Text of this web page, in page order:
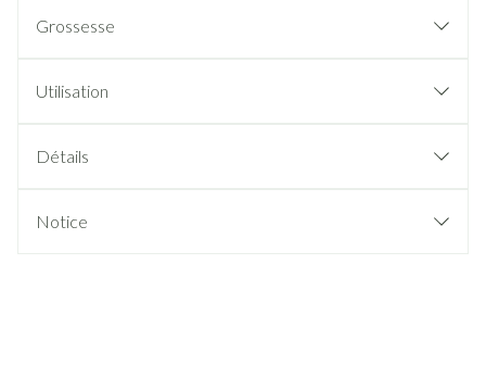
Grossesse
Utilisation
Détails
Notice